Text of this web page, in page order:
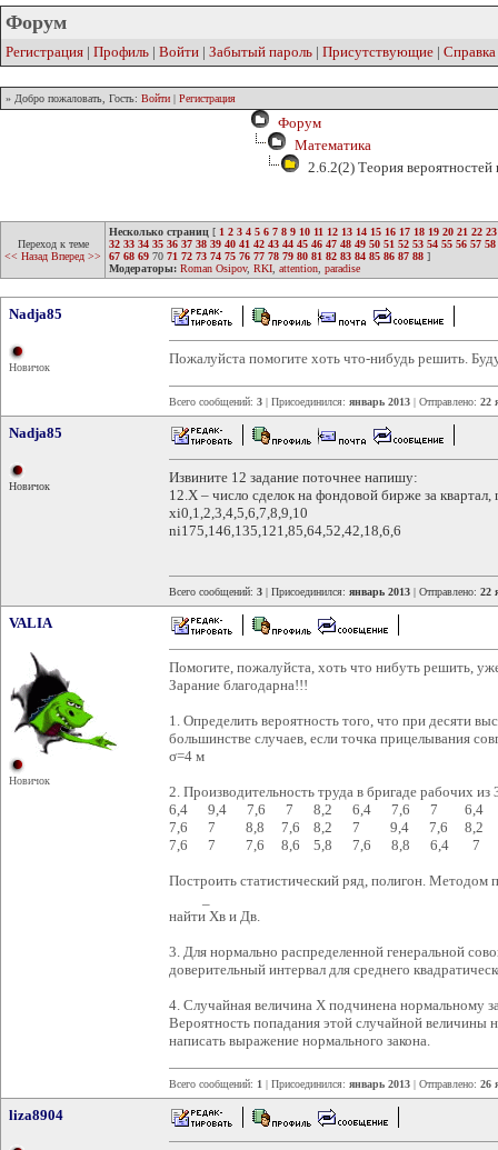
Форум
Регистрация | Профиль | Войти | Забытый пароль | Присутствующие | Справка
» Добро пожаловать, Гость: Войти | Регистрация
Форум
Математика
2.6.2(2) Теория вероятностей
Переход к теме
<< Назад Вперед >>
Несколько страниц [ 1 2 3 4 5 6 7 8 9 10 11 12 13 14 15 16 17 18 19 20 21 22 23
32 33 34 35 36 37 38 39 40 41 42 43 44 45 46 47 48 49 50 51 52 53 54 55 56 57 58
67 68 69 70 71 72 73 74 75 76 77 78 79 80 81 82 83 84 85 86 87 88 ]
Модераторы: Roman Osipov, RKI attention paradise
Nadja85
Новичок
Пожалуйста помогите хоть что-нибудь решить.
Всего сообщений: 3 | Присоединился: январь 2013 | Отправлено: 22
Nadja85
Новичок
Извините 12 задание поточнее напишу:
12.X – число сделок на фондовой бирже за квартал,
xi0,1,2,3,4,5,6,7,8,9,10
ni175,146,135,121,85,64,52,42,18,6,6
Всего сообщений: 3 | Присоединился: январь 2013 | Отправлено: 22
VALIA
Новичок
Помогите, пожалуйста, хоть что нибуть решить,
Зарание благодарна!!!
1. Определить вероятность того, что при десяти
большинстве случаев, если точка прицелывания
σ=4 м
2. Производительность труда в бригаде рабочих из
6,4 9,4 7,6 7 8,2 6,4 7,6 7 6,4
7,6 7 8,8 7,6 8,2 7 9,4 7,6 8,2
7,6 7 7,6 8,6 5,8 7,6 8,8 6,4 7
Построить статистический ряд, полигон. Методом
найти Хв и Дв.
3. Для нормально распределенной генеральной
доверительный интервал для среднего
4. Случайная величина Х подчинена нормальному
Вероятность попадания этой случайной величины
написать выражение нормального закона.
Всего сообщений: 1 | Присоединился: январь 2013 | Отправлено: 26
liza8904